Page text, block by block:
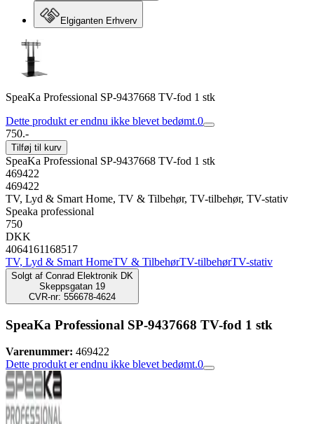
Elgiganten Erhverv
SpeaKa Professional SP-9437668 TV-fod 1 stk
Dette produkt er endnu ikke blevet bedømt.0
750.-
Tilføj til kurv
SpeaKa Professional SP-9437668 TV-fod 1 stk
469422
469422
TV, Lyd & Smart Home, TV & Tilbehør, TV-tilbehør, TV-stativ
Speaka professional
750
DKK
4064161168517
TV, Lyd & Smart HomeTV & TilbehørTV-tilbehørTV-stativ
Solgt af Conrad Elektronik DK
Skeppsgatan 19
CVR-nr: 556678-4624
SpeaKa Professional SP-9437668 TV-fod 1 stk
Varenummer: 469422
Dette produkt er endnu ikke blevet bedømt.0